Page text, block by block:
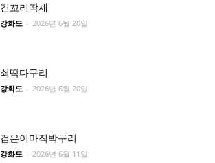
긴꼬리딱새
강화도 - 2026년 6월 20일
쇠딱다구리
강화도 - 2026년 6월 20일
검은이마직박구리
강화도 - 2026년 6월 11일